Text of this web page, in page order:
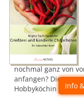
nochmal ganz von
anfangen? Die
Hobbyköchin geht
Info